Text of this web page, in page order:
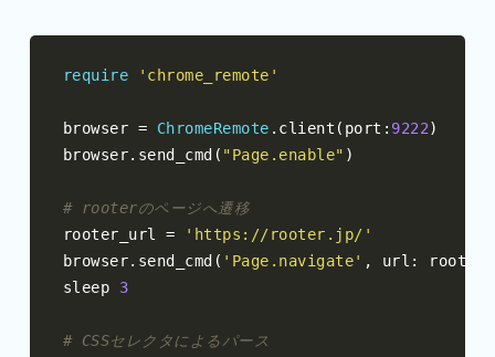
require 'chrome_remote'
browser = ChromeRemote . client ( port : 9222)
browser. send_cmd ( "Page.enable" )
# rooterのページへ遷移
rooter_url =
'https://rooter.jp/'
browser. send_cmd ( 'Page.navigate' , url :
sleep 3
# CSSセレクタによるパース